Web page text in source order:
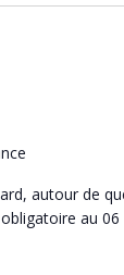
autour de
au 06